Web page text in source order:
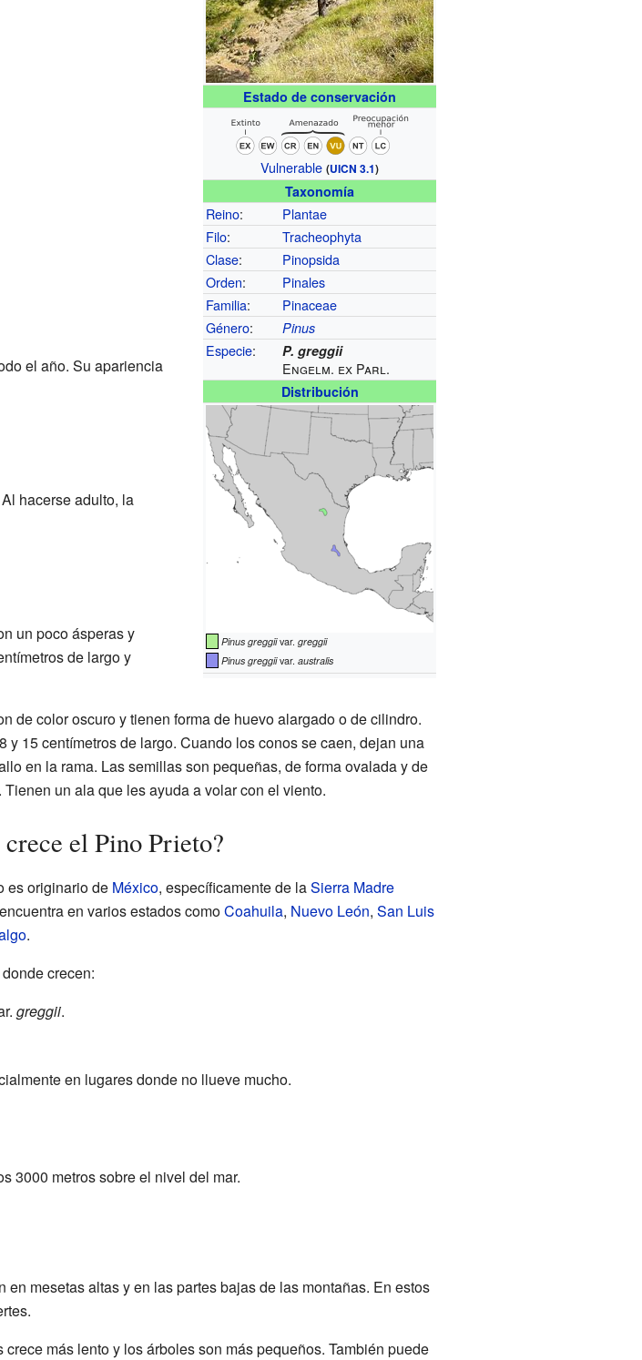
Estado de conservación
Vulnerable (UICN 3.1)
Taxonomía
Reino:
Plantae
Filo:
Tracheophyta
Clase:
Pinopsida
Orden:
Pinales
Familia:
Pinaceae
Género: Pinus
Especie: P. greggii
Engelm. ex Parl.
Distribución
Pinus greggiivar.greggii
Pinus greggiivar.australis
el año. Su apariencia
hacerse adulto, la
un poco ásperas y
de largo y
de color oscuro y tienen forma de huevo alargado o de cilindro.
y 15 centímetros de largo. Cuando los conos se caen, dejan una
en la rama. Las semillas son pequeñas, de forma ovalada y de
Tienen un ala que les ayuda a volar con el viento.
el Pino Prieto?
es originario de México, específicamente de laSierra Madre
en varios estados comoCoahuila, Nuevo León, San Luis
.
crecen:
greggii.
en lugares donde no llueve mucho.
3000 metros sobre el nivel del mar.
en mesetas altas y en las partes bajas de las montañas. En estos
más lento y los árboles son más pequeños. También puede